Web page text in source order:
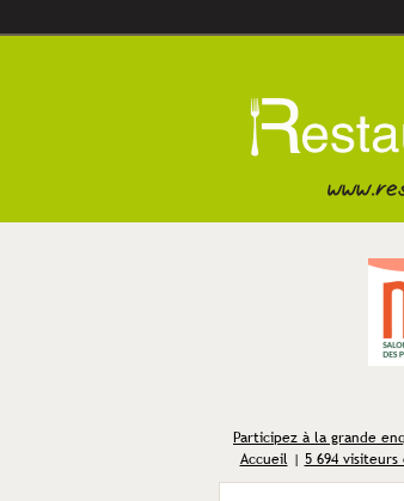
Participez à la grande
Accueil | 5 694